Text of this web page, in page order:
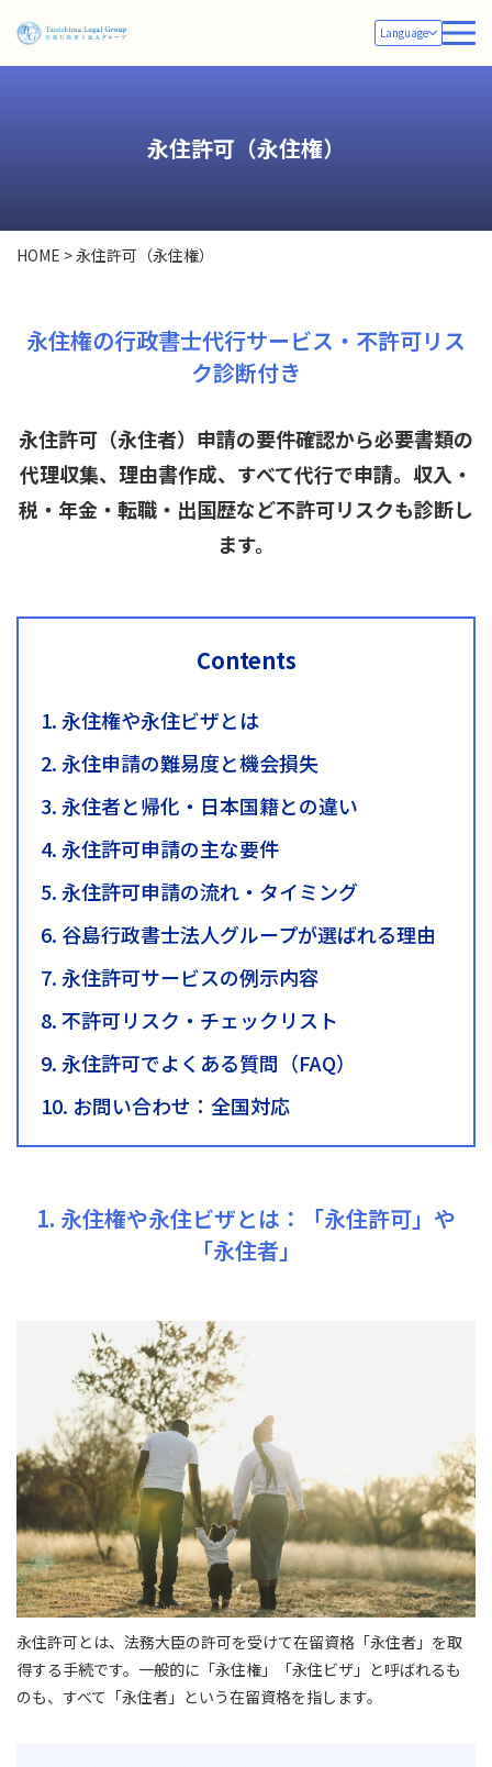
Language
永住許可（永住権）
HOME >永住許可（永住権）
永住権の行政書士代行サービス・不許可リス
ク診断付き
永住許可（永住者）申請の要件確認から必要書類の
代理収集、理由書作成、すべて代行で申請。収入・
税・年金・転職・出国歴など不許可リスクも診断し
ます。
Contents
1. 永住権や永住ビザとは
2. 永住申請の難易度と機会損失
3. 永住者と帰化・日本国籍との違い
4. 永住許可申請の主な要件
5. 永住許可申請の流れ・タイミング
6. 谷島行政書士法人グループが選ばれる理由
7. 永住許可サービスの例示内容
8. 不許可リスク・チェックリスト
9. 永住許可でよくある質問（FAQ）
10. お問い合わせ：全国対応
1. 永住権や永住ビザとは：「永住許可」や
「永住者」
永住許可とは、法務大臣の許可を受けて在留資格「永住者」を取
得する手続です。一般的に「永住権」「永住ビザ」と呼ばれるも
のも、すべて「永住者」という在留資格を指します。